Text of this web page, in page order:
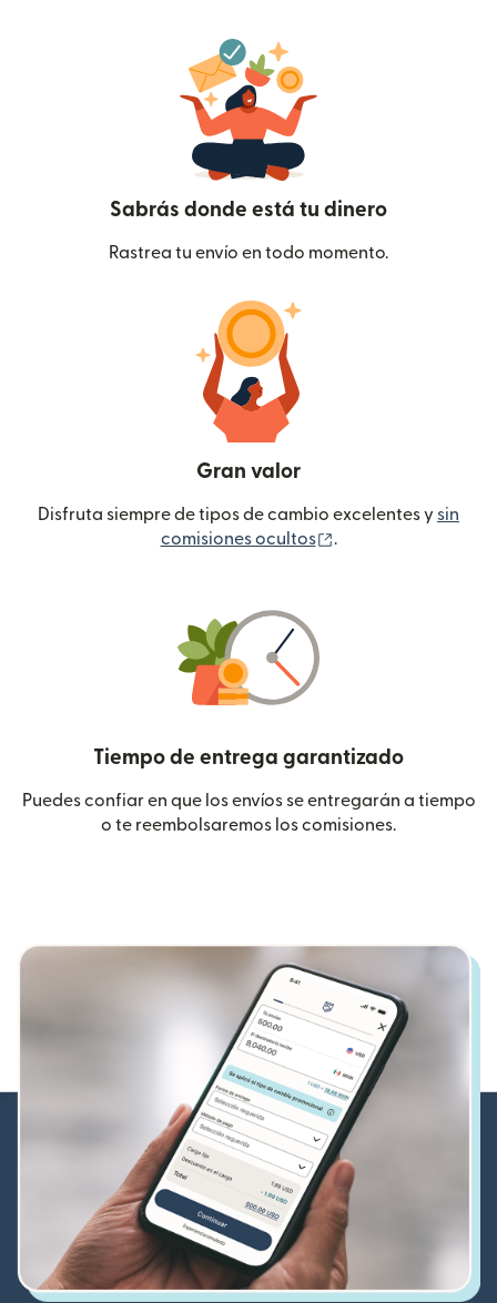
Sabrás donde está tu dinero
Rastrea tu envío en todo momento.
Gran valor
Disfruta siempre de tipos de cambio excelentes y sin
comisiones ocultos
.
Tiempo de entrega garantizado
Puedes confiar en que los envíos se entregarán a tiempo
o te reembolsaremos los comisiones.